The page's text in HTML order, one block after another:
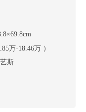
万-18.46万 ）
斯